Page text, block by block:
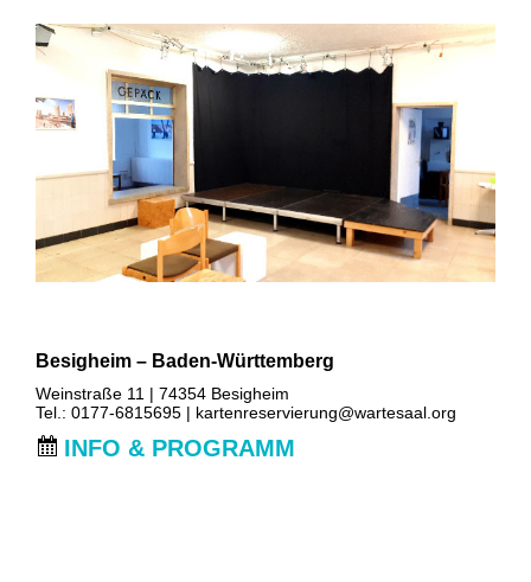
Besigheim – Baden-Württemberg
Weinstraße 11 | 74354 Besigheim
Tel.: 0177-6815695 | kartenreservierung@wartesaal.org
INFO & PROGRAMM